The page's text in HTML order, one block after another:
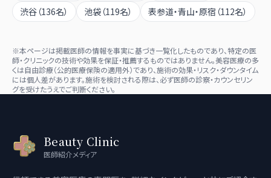
渋谷 （136名） 池袋 （119名） 表参道・青山・原宿 （112名）
※本ページは掲載医師の情報を事実に基づき一覧化したものであり、特定の医
師・クリニックの技術や効果を保証・推薦するものではありません。美容医療の多
くは自由診療（公的医療保険の適用外）であり、施術の効果・リスク・ダウンタイム
には個人差があります。施術を検討される際は、必ず医師の診察・カウンセリン
グを受けたうえでご判断ください。
Beauty Clinic
医師紹介メディア